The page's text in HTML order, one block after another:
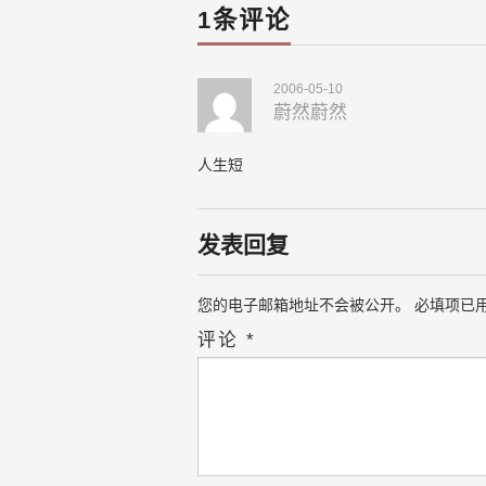
1条评论
2006-05-10
蔚然蔚然
人生短
发表回复
您的电子邮箱地址不会被公开。 必填项已
评论 *